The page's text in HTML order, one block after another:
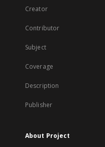
Creator
Contributor
Subject
Coverage
Description
Publisher
About Project